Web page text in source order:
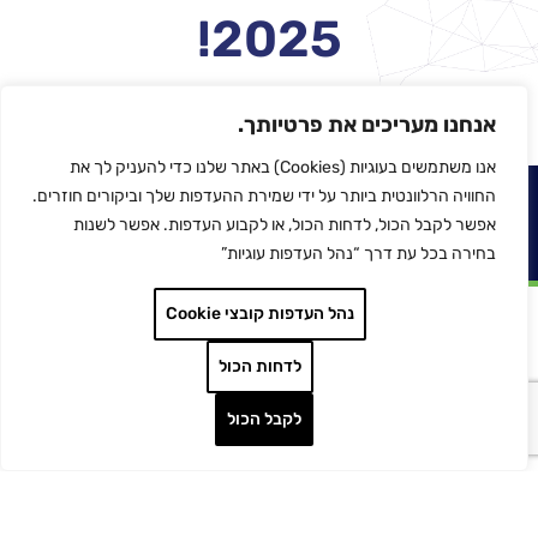
אנחנו מעריכים את פרטיותך.
אנו משתמשים בעוגיות (Cookies) באתר שלנו כדי להעניק לך את
החוויה הרלוונטית ביותר על ידי שמירת ההעדפות שלך וביקורים חוזרים.
אפשר לקבל הכול, לדחות הכול, או לקבוע העדפות. אפשר לשנות
בחירה בכל עת דרך “נהל העדפות עוגיות”
נהל העדפות קובצי Cookie
לדחות הכול
לקבל הכול
2025!
למידע נוסף והרשמה לכנס>>
מכונות הזרקה וציוד
רובוטיקה ואוטומציה